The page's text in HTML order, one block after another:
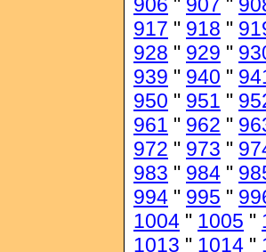
917 " 918 "
928 " 929 "
939 " 940 "
950 " 951 "
961 " 962 "
972 " 973 "
983 " 984 "
994 " 995 "
1004 " 1005 "
1013 " 1014 "